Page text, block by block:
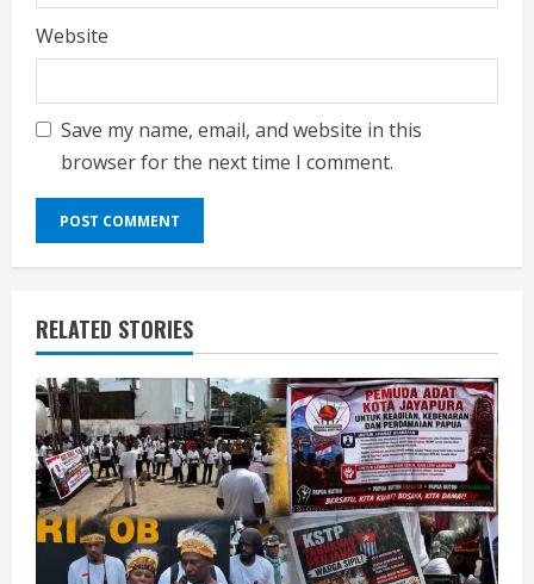
Website
Save my name, email, and website in this
browser for the next time I comment.
RELATED STORIES